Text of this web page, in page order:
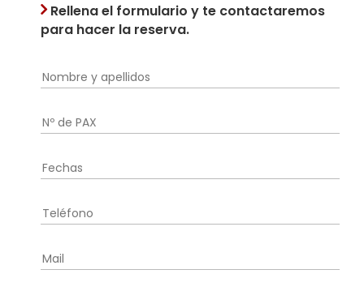
Rellena el formulario y te contactaremos
para hacer la reserva.